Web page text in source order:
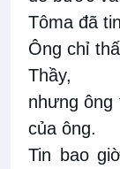
Tôma đã
Ông chỉ
Thầy,
nhưng ông
của ông.
Tin bao